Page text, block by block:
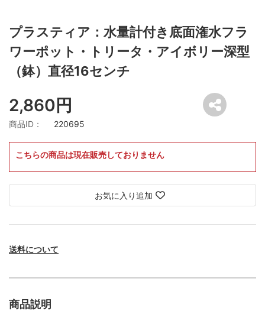
プラスティア：水量計付き底面潅水フラ
ワーポット・トリータ・アイボリー深型
（鉢）直径16センチ
2,860円
商品ID： 220695
こちらの商品は現在販売しておりません
お気に入り追加
送料について
商品説明